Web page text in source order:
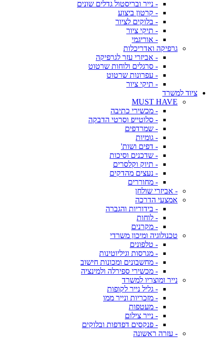
- נייר ובריסטול גדלים שונים
- קרטון ביצוע
- בלוקים לציור
- תיקי ציור
- אוריגמי
גרפיקה ואדריכלות
- אביזרי עזר לגרפיקה
- סרגלים ולוחות שרטוט
- עפרונות שרטוט
- תיקי ציור
ציוד למשרד
MUST HAVE
- מכשירי כתיבה
- סלוטייפ וסרטי הדבקה
- שמרדפים
- גומיות
- דפים ושות'
- שדכנים וסיכות
- תיוק וקלסרים
- נעצים מהדקים
- מחוררים
- אביזרי שולחן
אמצעי הדרכה
- בידוריות והגברה
- לוחות
- מקרנים
טכנולוגיה ומיכון משרדי
- טלפונים
- מגרסות וגיליוטינות
- מחשבונים ומכונות חישוב
- מכשירי ספירלה ולמינציה
נייר ומוצריו למשרד
- גליל נייר לקופות
- מזכריות ונייר ממו
- מעטפות
- נייר צילום
- פנקסים דפדפות ובלוקים
- עזרה ראשונה